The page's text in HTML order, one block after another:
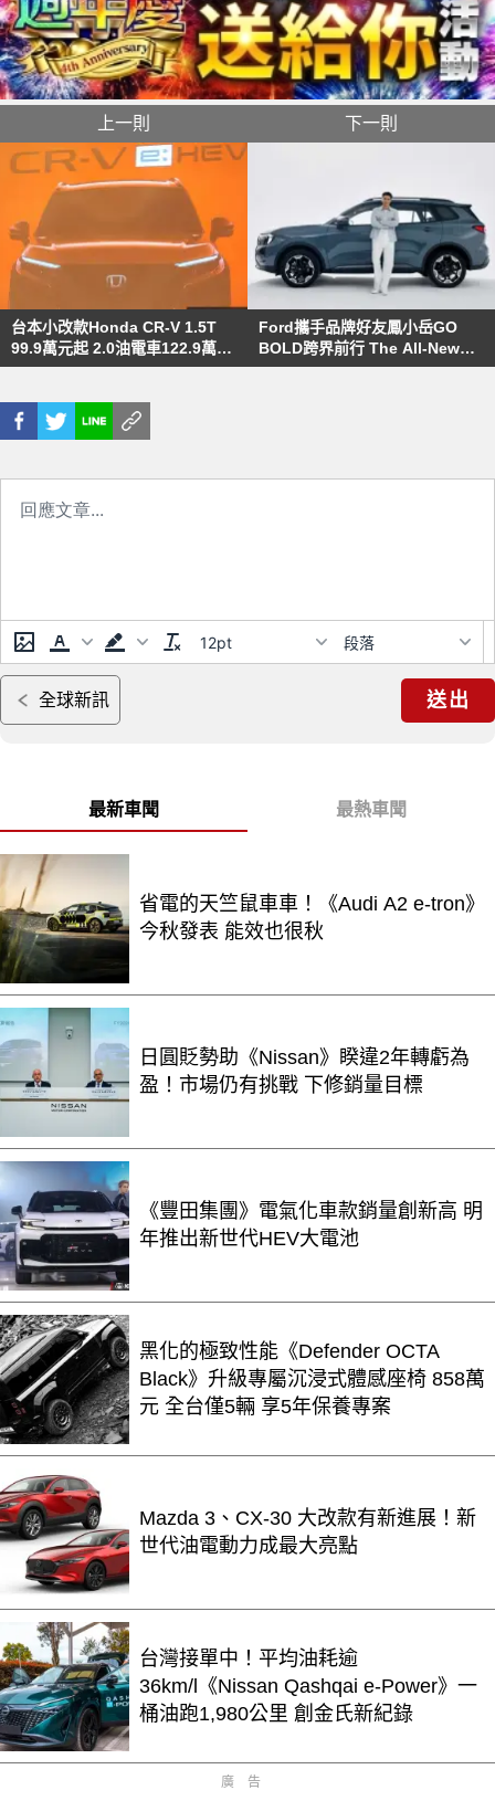
上一則
台本小改款Honda CR-V 1.5T
99.9萬元起 2.0油電車122.9萬元
起 年販售目標1萬輛
下一則
Ford攜手品牌好友鳳小岳GO
BOLD跨界前行 The All-New
Ford Territory勇敢駛向不被定
12pt 段落
全球新訊 送出
最新車聞 最熱車聞
省電的天竺鼠車車！《Audi A2 e-tron》
今秋發表 能效也很秋
日圓貶勢助《Nissan》睽違2年轉虧為
盈！市場仍有挑戰 下修銷量目標
《豐田集團》電氣化車款銷量創新高 明
年推出新世代HEV大電池
黑化的極致性能《Defender OCTA
Black》升級專屬沉浸式體感座椅 858萬
元 全台僅5輛 享5年保養專案
Mazda 3、CX-30 大改款有新進展！新
世代油電動力成最大亮點
台灣接單中！平均油耗逾
36km/l《Nissan Qashqai e-Power》一
桶油跑1,980公里 創金氏新紀錄
廣告